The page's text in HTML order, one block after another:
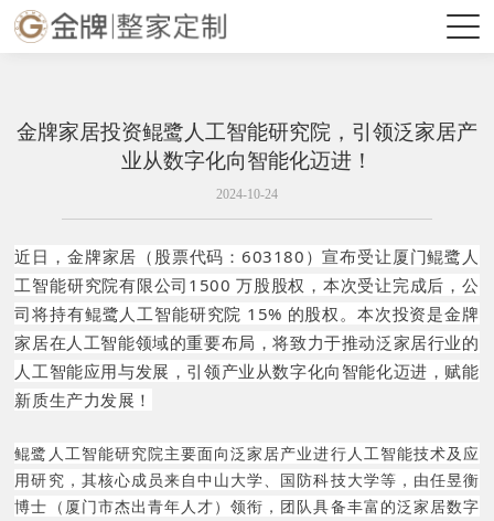
金牌家居投资鲲鹭人工智能研究院，引领泛家居产
业从数字化向智能化迈进！
2024-10-24
近日，金牌家居（股票代码：603180）宣布受让厦门鲲鹭人
工智能研究院有限公司1500 万股股权，本次受让完成后，公
司将持有鲲鹭人工智能研究院 15% 的股权。本次投资是金牌
家居在人工智能领域的重要布局，将致力于推动泛家居行业的
人工智能应用与发展，引领产业从数字化向智能化迈进，赋能
新质生产力发展！
鲲鹭人工智能研究院主要面向泛家居产业进行人工智能技术及应
用研究，其核心成员来自中山大学、国防科技大学等，由任昱衡
博士（厦门市杰出青年人才）领衔，团队具备丰富的泛家居数字